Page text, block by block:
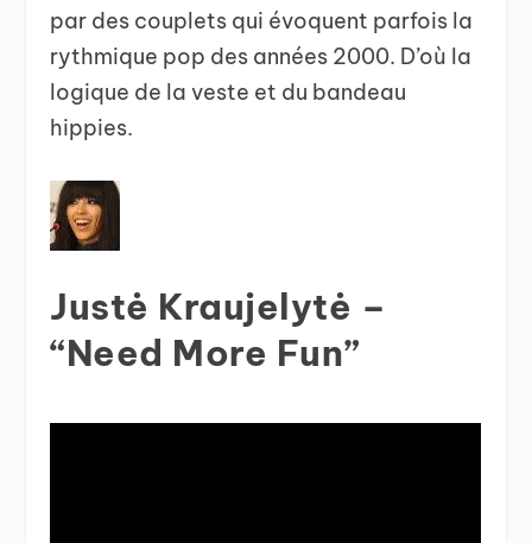
par des couplets qui évoquent parfois la
rythmique pop des années 2000. D’où la
logique de la veste et du bandeau
hippies.
Justė Kraujelytė –
“Need More Fun”